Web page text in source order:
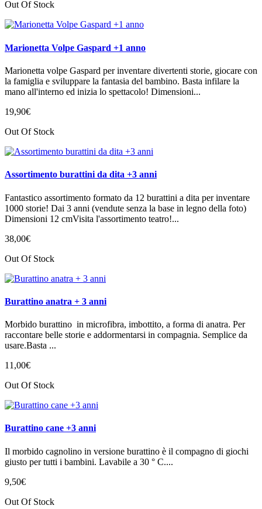
Out Of Stock
Marionetta Volpe Gaspard +1 anno
Marionetta volpe Gaspard per inventare divertenti storie, giocare con
la famiglia e sviluppare la fantasia del bambino. Basta infilare la
mano all'interno ed inizia lo spettacolo! Dimensioni...
19,90€
Out Of Stock
Assortimento burattini da dita +3 anni
Fantastico assortimento formato da 12 burattini a dita per inventare
1000 storie! Dai 3 anni (vendute senza la base in legno della foto)
Dimensioni 12 cmVisita l'assortimento teatro!...
38,00€
Out Of Stock
Burattino anatra + 3 anni
Morbido burattino in microfibra, imbottito, a forma di anatra. Per
raccontare belle storie e addormentarsi in compagnia. Semplice da
usare.Basta ...
11 ,00€
Out Of Stock
Burattino cane +3 anni
Il morbido cagnolino in versione burattino è il compagno di giochi
giusto per tutti i bambini. Lavabile a 30 ° C....
9,50€
Out Of Stock